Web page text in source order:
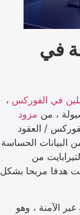
في
في الفوركس ،
، من مزود
/ العقود
البيانات الحساسة
من
هدفا مربحا بشكل
الآمنة ، وهو